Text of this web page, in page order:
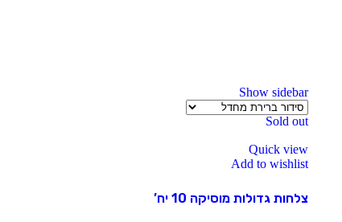
Show sidebar
Sold out
Quick view
Add to wishlist
צלחות גדולות מוסיקה 10 יח’